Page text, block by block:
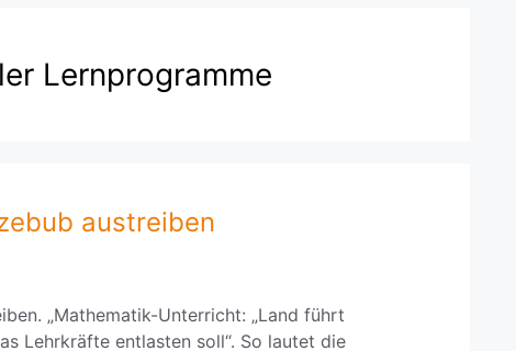
Lernprogramme
austreiben
„Mathematik-Unterricht: „Land führt
Lehrkräfte entlasten soll“. So lautet die